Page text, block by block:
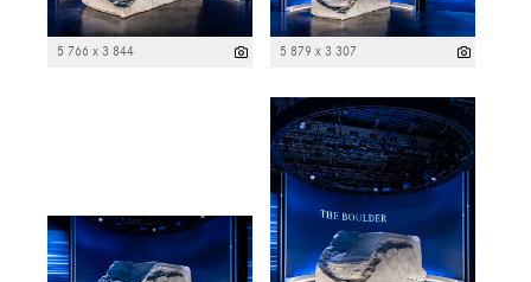
5 766 x 3 844 5 879 x 3 307